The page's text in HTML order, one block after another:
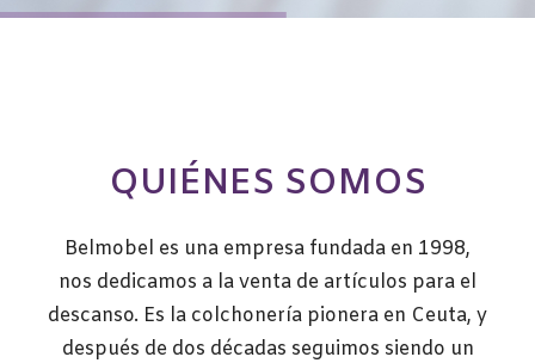
QUIÉNES SOMOS
Belmobel es una empresa fundada en 1998,
nos dedicamos a la venta de artículos para el
descanso. Es la colchonería pionera en Ceuta, y
después de dos décadas seguimos siendo un